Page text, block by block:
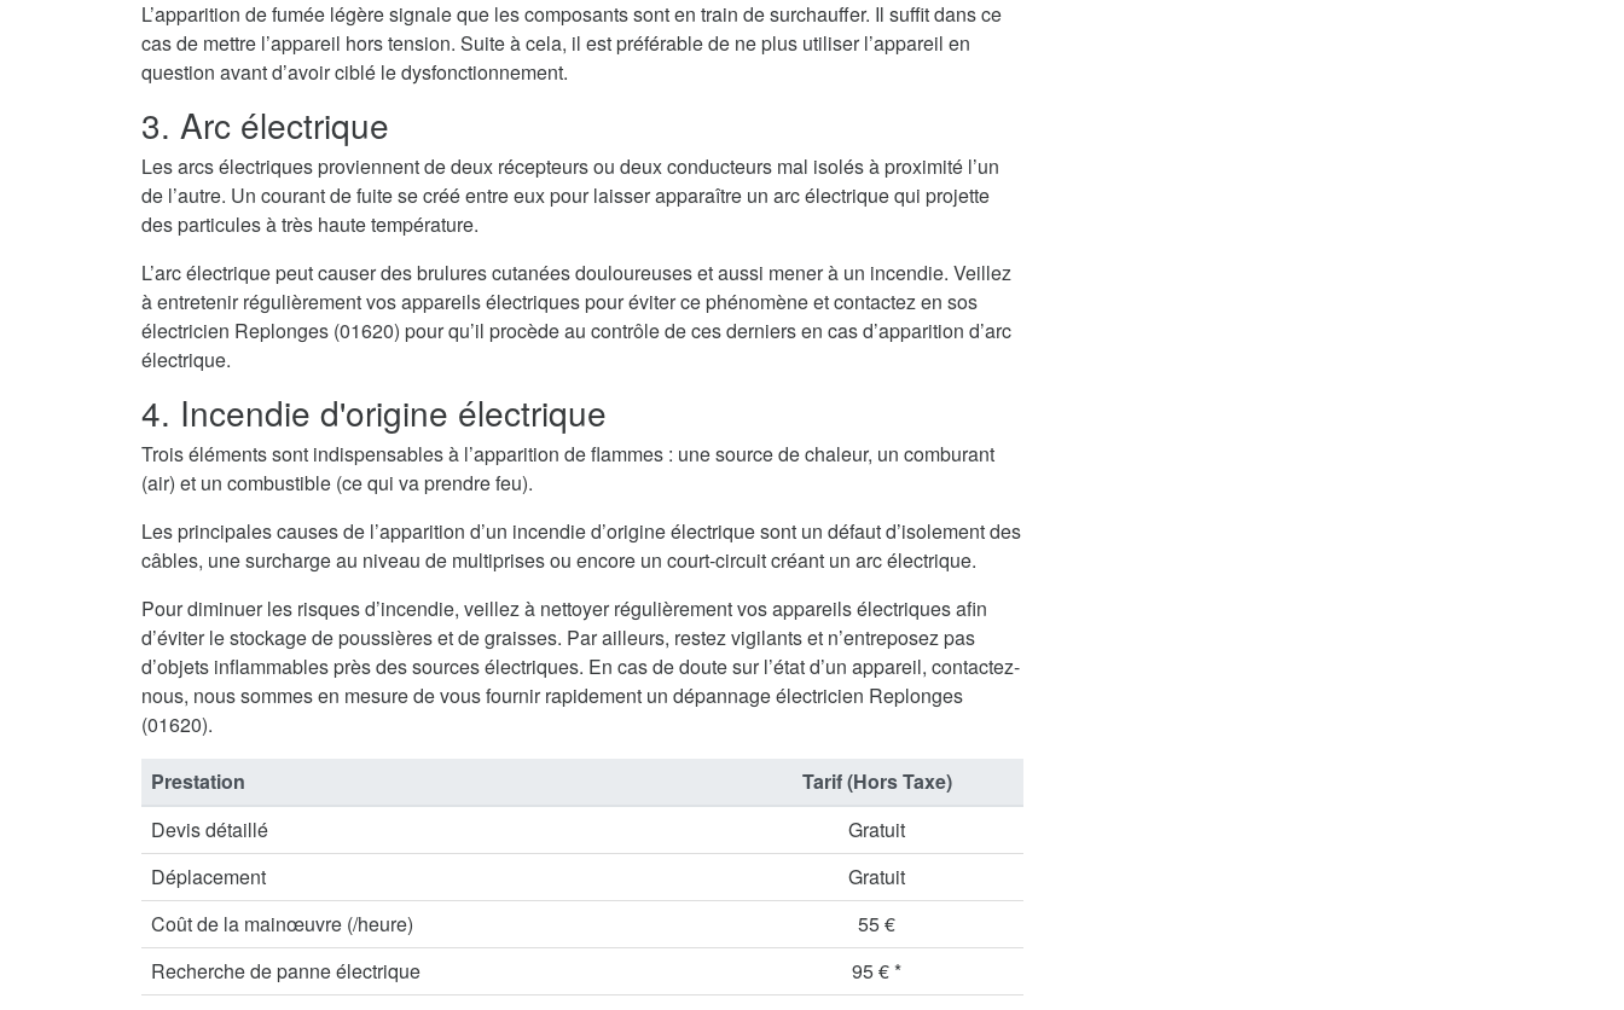
L’apparition de fumée légère signale que les composants sont en train de surchauffer. Il suffit dans ce
cas de mettre l’appareil hors tension. Suite à cela, il est préférable de ne plus utiliser l’appareil en
question avant d’avoir ciblé le dysfonctionnement.
3. Arc électrique
Les arcs électriques proviennent de deux récepteurs ou deux conducteurs mal isolés à proximité l’un
de l’autre. Un courant de fuite se créé entre eux pour laisser apparaître un arc électrique qui projette
des particules à très haute température.
L’arc électrique peut causer des brulures cutanées douloureuses et aussi mener à un incendie. Veillez
à entretenir régulièrement vos appareils électriques pour éviter ce phénomène et contactez en sos
électricien Replonges (01620) pour qu’il procède au contrôle de ces derniers en cas d’apparition d’arc
électrique.
4. Incendie d'origine électrique
Trois éléments sont indispensables à l’apparition de flammes : une source de chaleur, un comburant
(air) et un combustible (ce qui va prendre feu).
Les principales causes de l’apparition d’un incendie d’origine électrique sont un défaut d’isolement des
câbles, une surcharge au niveau de multiprises ou encore un court-circuit créant un arc électrique.
Pour diminuer les risques d’incendie, veillez à nettoyer régulièrement vos appareils électriques afin
d’éviter le stockage de poussières et de graisses. Par ailleurs, restez vigilants et n’entreposez pas
d’objets inflammables près des sources électriques. En cas de doute sur l’état d’un appareil, contactez-
nous, nous sommes en mesure de vous fournir rapidement un dépannage électricien Replonges
(01620).
Prestation
Tarif (Hors Taxe)
Devis détaillé
Gratuit
Déplacement
Gratuit
Coût de la mainœuvre (/heure)
55 €
Recherche de panne électrique
95 € *